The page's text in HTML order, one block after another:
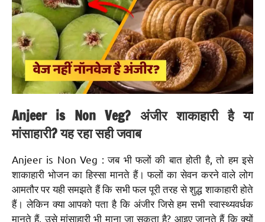
Anjeer is Non Veg? अंजीर शाकाहारी है या
मांसाहारी? यह रहा सही जवाब
Anjeer is Non Veg : जब भी फलों की बात होती है, तो हम इसे
शाकाहारी भोजन का हिस्सा मानते हैं। फलों का सेवन करने वाले लोग
आमतौर पर यही समझते हैं कि सभी फल पूरी तरह से शुद्ध शाकाहारी होते
हैं। लेकिन क्या आपको पता है कि अंजीर जिसे हम सभी स्वास्थ्यवर्धक
मानते हैं, उसे मांसाहारी भी माना जा सकता है? आइए जानते हैं कि क्यों